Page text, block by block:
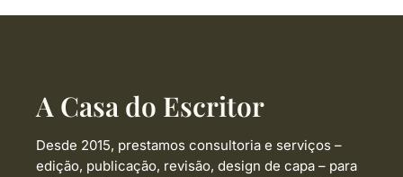
A Casa do Escritor
Desde 2015, prestamos consultoria e serviços –
edição, publicação, revisão, design de capa – para